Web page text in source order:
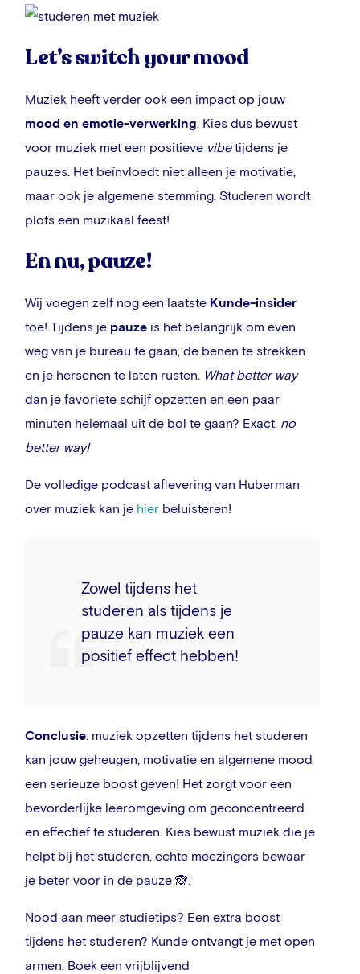
Let’s switch your mood
Muziek heeft verder ook een impact op jouw
mood en emotie-verwerking. Kies dus bewust
voor muziek met een positieve vibetijdens je
pauzes. Het beïnvloedt niet alleen je motivatie,
maar ook je algemene stemming. Studeren wordt
plots een muzikaal feest!
En nu, pauze!
Wij voegen zelf nog een laatste Kunde-insider
toe! Tijdens je pauze is het belangrijk om even
weg van je bureau te gaan, de benen te strekken
en je hersenen te laten rusten. What better way
dan je favoriete schijf opzetten en een paar
minuten helemaal uit de bol te gaan? Exact, no
better way!
De volledige podcast aflevering van Huberman
over muziek kan je hier beluisteren!
Zowel tijdens het
studeren als tijdens je
pauze kan muziek een
positief effect hebben!
Conclusie: muziek opzetten tijdens het studeren
kan jouw geheugen, motivatie en algemene mood
een serieuze boost geven! Het zorgt voor een
bevorderlijke leeromgeving om geconcentreerd
en effectief te studeren. Kies bewust muziek die je
helpt bij het studeren, echte meezingers bewaar
je beter voor in de pauze 🙈.
Nood aan meer studietips? Een extra boost
tijdens het studeren? Kunde ontvangt je met open
armen. Boek een vrijblijvend